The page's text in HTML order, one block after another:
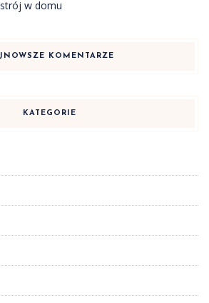
w domu
KOMENTARZE
KATEGORIE